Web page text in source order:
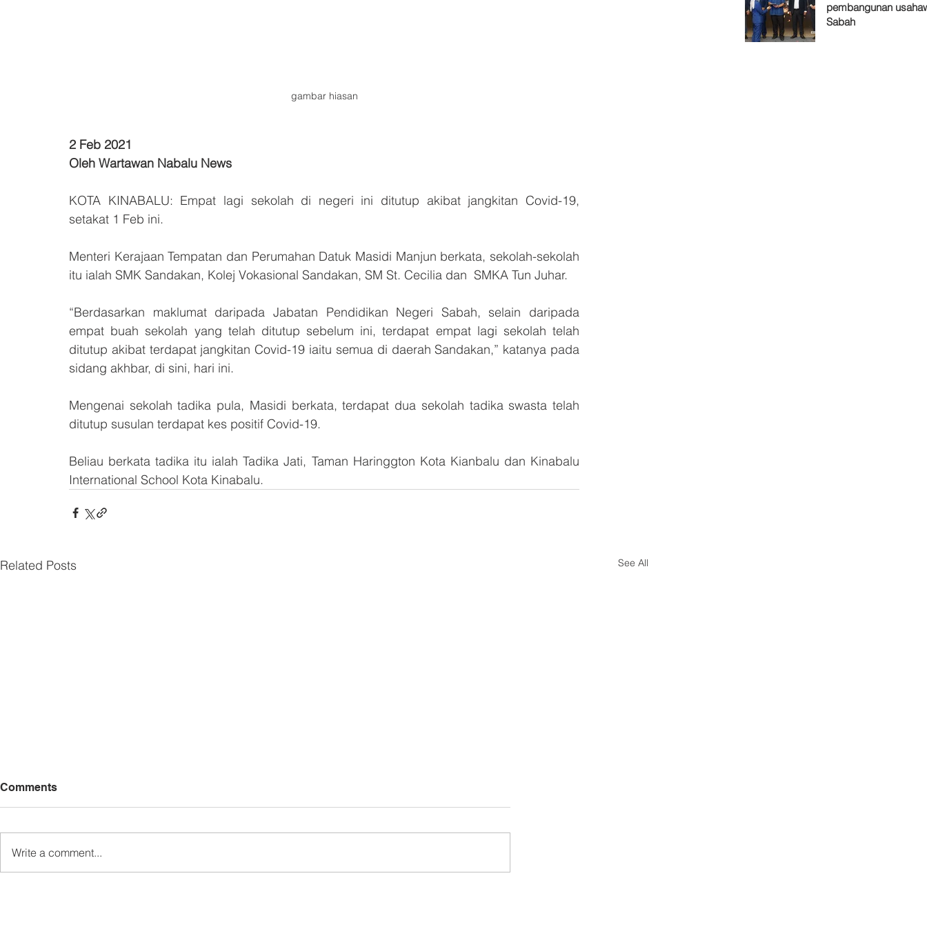
gambar hiasan
2 Feb 2021
Oleh Wartawan Nabalu News
KOTA KINABALU: Empat lagi sekolah di negeri ini ditutup akibat jangkitan Covid-19,
setakat 1 Feb ini.
Menteri Kerajaan Tempatan dan Perumahan Datuk Masidi Manjun berkata, sekolah-sekolah
itu ialah SMK Sandakan, Kolej Vokasional Sandakan, SM St. Cecilia dan  SMKA Tun Juhar.
“Berdasarkan maklumat daripada Jabatan Pendidikan Negeri Sabah, selain daripada
empat buah sekolah yang telah ditutup sebelum ini, terdapat empat lagi sekolah telah
ditutup akibat terdapat jangkitan Covid-19 iaitu semua di daerah Sandakan,” katanya pada
sidang akhbar, di sini, hari ini.
Mengenai sekolah tadika pula, Masidi berkata, terdapat dua sekolah tadika swasta telah
ditutup susulan terdapat kes positif Covid-19.
Beliau berkata tadika itu ialah Tadika Jati, Taman Haringgton Kota Kianbalu dan Kinabalu
International School Kota Kinabalu.
Related Posts See All
Comments
Write a comment...
pembangunan
Sabah